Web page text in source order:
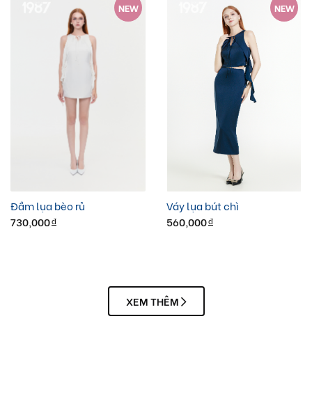
NEW
Đầm lụa bèo rủ
730,000đ
NEW
Váy lụa bút chì
560,000đ
XEM THÊM